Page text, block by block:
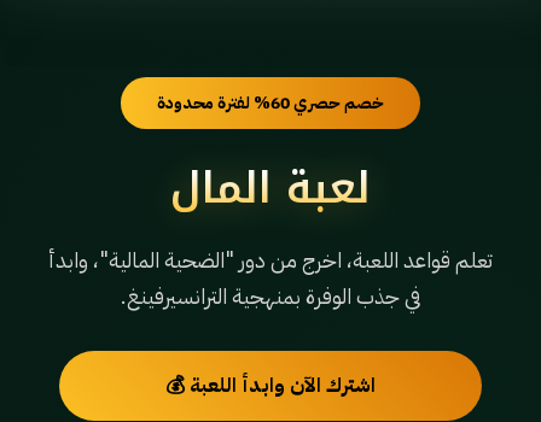
خصم حصري 60% لفترة محدودة
لعبة المال
تعلم قواعد اللعبة، اخرج من دور "الضحية المالية"، وابدأ
في جذب الوفرة بمنهجية الترانسيرفينغ.
اشترك الآن وابدأ اللعبة 💰